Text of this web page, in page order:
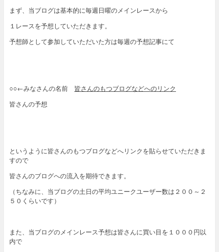
まず、当ブログは基本的に毎週日曜のメインレースから
１レースを予想していただきます。
予想師として参加していただいた方は毎週の予想記事にて
○○←みなさんの名前 皆さんのもつブログなどへのリンク
皆さんの予想
というように皆さんのもつブログなどへリンクを貼らせていただきま
すので
皆さんのブログへの流入を期待できます。
（ちなみに、当ブログの土日の平均ユニークユーザー数は２００～２
５０くらいです）
また、当ブログのメインレース予想は皆さんに買い目を１０００円以
内で